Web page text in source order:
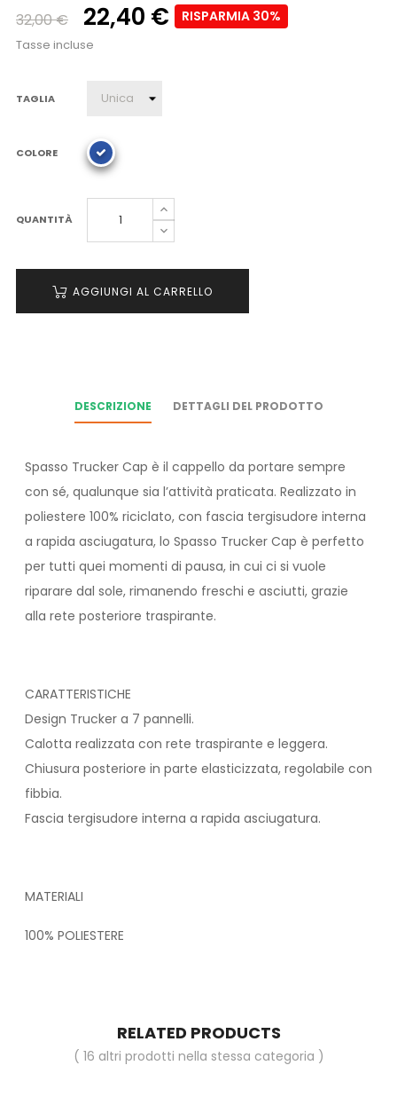
32,00 € 22,40 € RISPARMIA 30%
Tasse incluse
TAGLIA
COLORE
QUANTITÀ
AGGIUNGI AL CARRELLO
DESCRIZIONE DETTAGLI DEL PRODOTTO
Spasso Trucker Cap è il cappello da portare sempre
con sé, qualunque sia l’attività praticata. Realizzato in
poliestere 100% riciclato, con fascia tergisudore interna
a rapida asciugatura, lo Spasso Trucker Cap è perfetto
per tutti quei momenti di pausa, in cui ci si vuole
riparare dal sole, rimanendo freschi e asciutti, grazie
alla rete posteriore traspirante.
CARATTERISTICHE
Design Trucker a 7 pannelli.
Calotta realizzata con rete traspirante e leggera.
Chiusura posteriore in parte elasticizzata, regolabile con
fibbia.
Fascia tergisudore interna a rapida asciugatura.
MATERIALI
100% POLIESTERE
RELATED PRODUCTS
( 16 altri prodotti nella stessa categoria )